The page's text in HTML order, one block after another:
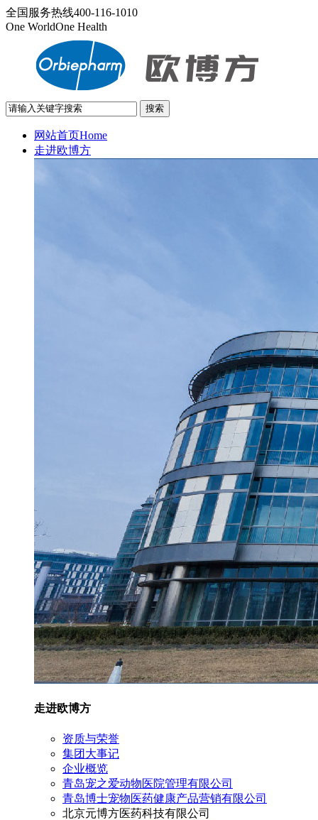
全国服务热线400-116-1010
One WorldOne Health
网站首页Home
走进欧博方
走进欧博方
资质与荣誉
集团大事记
企业概览
青岛宠之爱动物医院管理有限公司
青岛博士宠物医药健康产品营销有限公司
北京元博方医药科技有限公司